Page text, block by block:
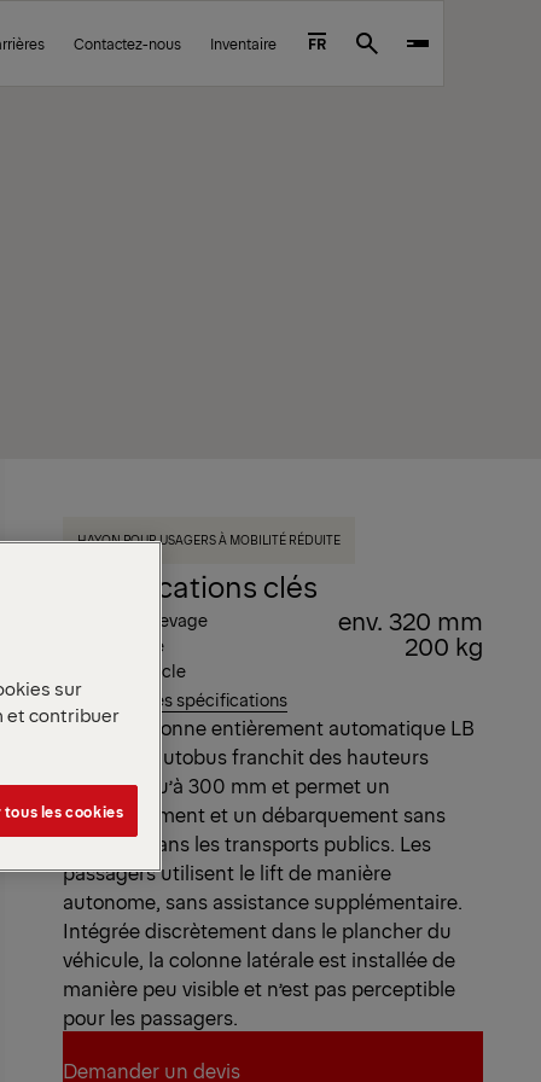
Contactez-nous Inventaire FR Search
HAYON POUR USAGERS À MOBILITÉ RÉDUITE
Spécifications clés
Hauteur de levage env. 320 mm
Poids propre 200 kg
Temps de cycle
Voir toutes les spécifications
Le lift à colonne entièrement automatique LB
300 pour autobus franchit des hauteurs
allant jusqu’à 300 mm et permet un
embarquement et un débarquement sans
obstacle dans les transports publics. Les
passagers utilisent le lift de manière
autonome, sans assistance supplémentaire.
Intégrée discrètement dans le plancher du
véhicule, la colonne latérale est installée de
manière peu visible et n’est pas perceptible
pour les passagers.
Demander un devis
sur
et contribuer
les cookies